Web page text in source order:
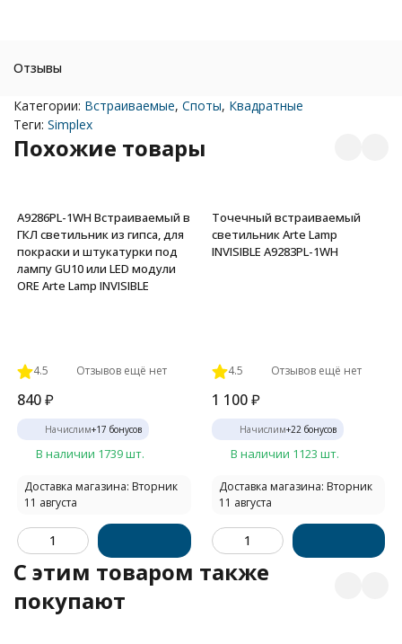
Отзывы
Категории: Встраиваемые, Споты, Квадратные
Теги: Simplex
Похожие товары
A9286PL-1WH Встраиваемый в
ГКЛ светильник из гипса, для
покраски и штукатурки под
лампу GU10 или LED модули
ORE Arte Lamp INVISIBLE
4.5 Отзывов ещё нет
840₽
Начислим+17 бонусов
В наличии 1739 шт.
Доставка магазина: Вторник
11 августа
Точечный встраиваемый
светильник Arte Lamp
INVISIBLE A9283PL-1WH
4.5 Отзывов ещё нет
1 100 ₽
Начислим+22 бонусов
В наличии 1123 шт.
Доставка магазина: Вторник
11 августа
C этим товаром также
покупают